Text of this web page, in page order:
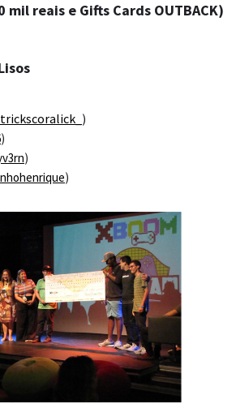
mil reais e Gifts Cards OUTBACK)
)
)
)
)